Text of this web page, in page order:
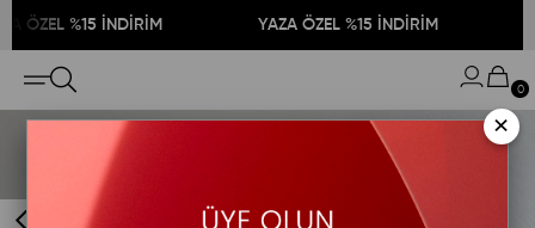
%15 İNDİRİM YAZA ÖZEL %15 İNDİRİM
0
×